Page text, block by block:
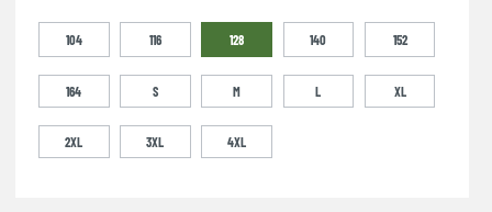
104 116 128 140 152
164 S M L XL
2XL 3XL 4XL